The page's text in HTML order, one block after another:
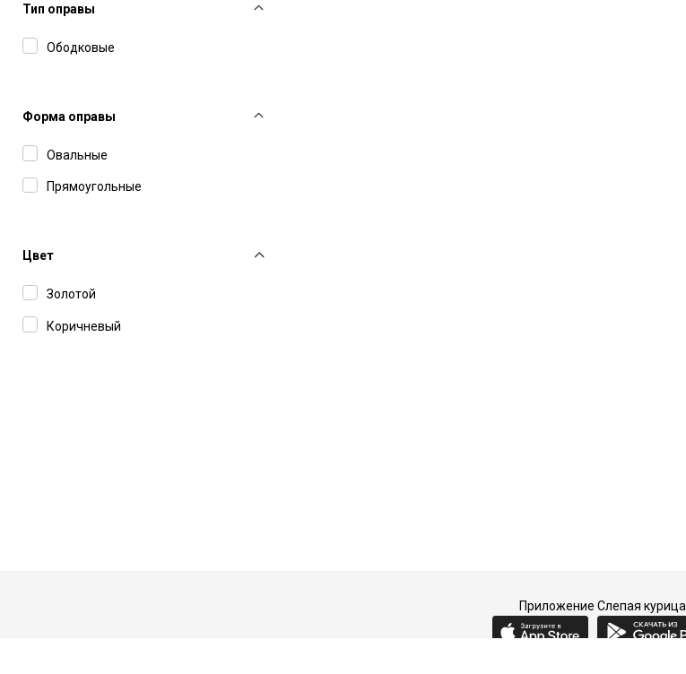
Тип оправы
Ободковые
Форма оправы
Овальные
Прямоугольные
Цвет
Золотой
Коричневый
Приложение Слепая курица